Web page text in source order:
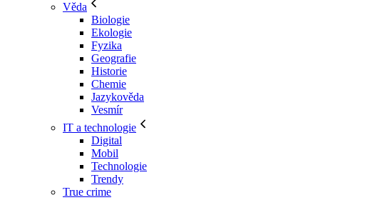
Věda
Biologie
Ekologie
Fyzika
Geografie
Historie
Chemie
Jazykověda
Vesmír
IT a technologie
Digital
Mobil
Technologie
Trendy
True crime